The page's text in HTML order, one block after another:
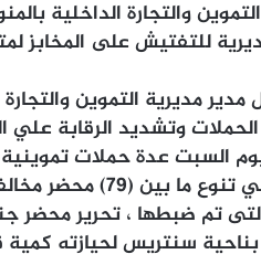
والتجارة الداخلية
للتفتيش على المخابز
مديرية التموين والتجارة
وتشديد الرقابة علي
السبت عدة حملات
المحافظة ، أسفرت عن تحرير (198) محضر
التى تم ضبطها ، تحرير محضر